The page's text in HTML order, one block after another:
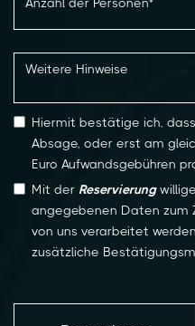
Hiermit bestätige ich,
Absage, oder erst am
Euro Aufwandsgebühren
Mit der Reservierung
angegebenen Daten zum
von uns verarbeitet
zusätzliche